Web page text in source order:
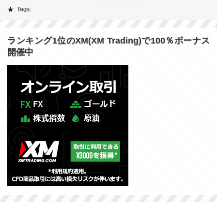
Tags:
ランキング1位のXM(XM Trading)で100％ボーナス
開催中